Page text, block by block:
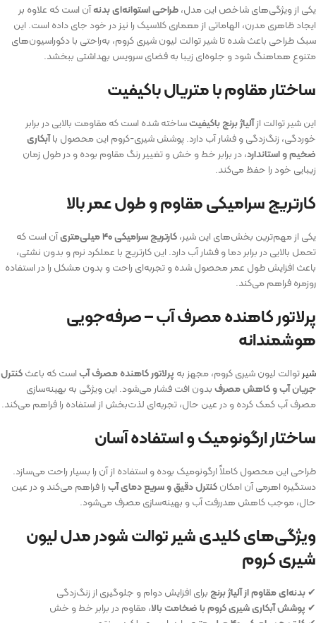
یکی از ویژگی‌های شاخص این مدل،طراحی استوانه‌ای بدنهآن است که علاوه بر
ایجاد ظاهری مدرن، الهاماتی از معماری کلاسیک را نیز در خود جای داده است. این
سبک طراحی باعث شده تا شیر توالت لیون شیری کروم، به‌راحتی با دکوراسیون‌های
متنوع هماهنگ شود و جلوه‌ای زیبا به فضای سرویس بهداشتی ببخشد.
ساختار مقاوم با متریال باکیفیت
این شیر توالت ازآلیاژ برنج باکیفیتساخته شده است که مقاومت بالایی در برابر
خوردگی، زنگ‌زدگی و فشار آب دارد. پوشش شیری-کروم این محصول باآبکاری
ضخیم و استاندارد، در برابر خط و خش و تغییر رنگ مقاوم بوده و در طول زمان
زیبایی خود را حفظ می‌کند.
کارتریج سرامیکی مقاوم و طول عمر بالا
یکی از مهم‌ترین بخش‌های این شیر،کارتریج سرامیکی ۴۰ میلی‌متری
آن است که
تحمل بالایی در برابر دما و فشار آب دارد. این کارتریج با عملکرد نرم و بدون نشتی،
باعث افزایش طول عمر محصول شده و تجربه‌ای راحت و بدون مشکل را در استفاده
روزمره فراهم می‌کند.
پرلاتور کاهنده مصرف آب – صرفه‌جویی
هوشمندانه
شیرتوالت لیون شیری کروم، مجهز به پرلاتور کاهنده مصرف آباست که باعثکنترل
جریان آب و کاهش مصرفبدون افت فشار می‌شود. این ویژگی به بهینه‌سازی
مصرف آب کمک کرده و در عین حال، تجربه‌ای لذت‌بخش از استفاده را فراهم می‌کند.
ساختار ارگونومیک و استفاده آسان
طراحی این محصول کاملاً ارگونومیک بوده و استفاده از آن را بسیار راحت می‌سازد.
دستگیره اهرمی آن امکانکنترل دقیق و سریع دمای آبرا فراهم می‌کند و در عین
حال، موجب کاهش هدررفت آب و بهینه‌سازی مصرف می‌شود.
ویژگی‌های کلیدی شیر توالت شودر مدل لیون
شیری کروم
✔بدنه‌ای مقاوم از آلیاژ برنج برای افزایش دوام و جلوگیری از زنگ‌زدگی
✔ پوشش آبکاری شیری کروم با ضخامت بالا، مقاوم در برابر خط و خش